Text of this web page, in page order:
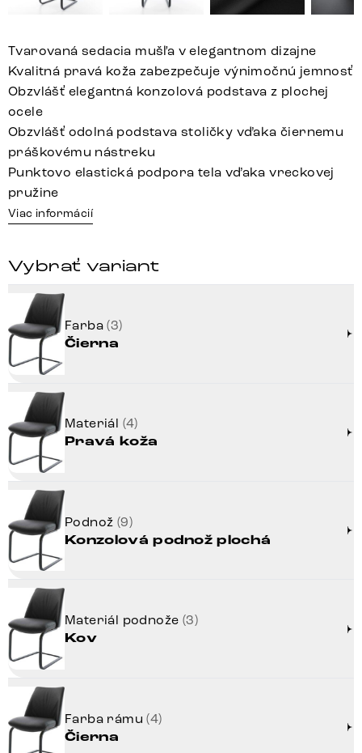
Tvarovaná sedacia mušľa v elegantnom dizajne
Kvalitná pravá koža zabezpečuje výnimočnú jemnosť
Obzvlášť elegantná konzolová podstava z plochej
ocele
Obzvlášť odolná podstava stoličky vďaka čiernemu
práškovému nástreku
Punktovo elastická podpora tela vďaka vreckovej
pružine
Viac informácií
Vybrať variant
Farba(3)
Čierna
Materiál (4)
Pravá koža
Podnož (9)
Konzolová podnož plochá
Materiál podnože (3)
Kov
Farba rámu(4)
Čierna